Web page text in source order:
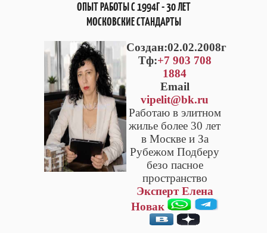
ОПЫТ РАБОТЫ С 1994Г - 30 ЛЕТ
МОСКОВСКИЕ СТАНДАРТЫ
Cоздан:02.02.2008г
Тф:+7 903 708
1884
Email
vipelit@bk.ru
Работаю в элитном
жилье более 30 лет
в Москве и За
Рубежом Подберу
безо пасное
пространство
Эксперт Елена
Новак